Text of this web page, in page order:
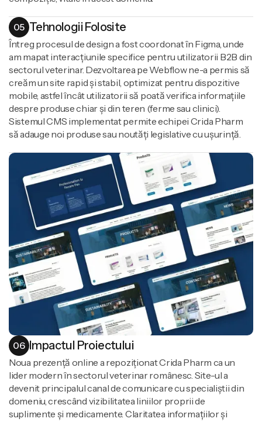
05 Tehnologii Folosite
Întreg procesul de design a fost coordonat în Figma, unde
am mapat interacțiunile specifice pentru utilizatorii B2B din
sectorul veterinar. Dezvoltarea pe Webflow ne-a permis să
creăm un site rapid și stabil, optimizat pentru dispozitive
mobile, astfel încât utilizatorii să poată verifica informațiile
despre produse chiar și din teren (ferme sau clinici).
Sistemul CMS implementat permite echipei Crida Pharm
să adauge noi produse sau noutăți legislative cu ușurință.
06 Impactul Proiectului
Noua prezență online a repoziționat Crida Pharm ca un
lider modern în sectorul veterinar românesc. Site-ul a
devenit principalul canal de comunicare cu specialiștii din
domeniu, crescând vizibilitatea liniilor proprii de
suplimente și medicamente. Claritatea informațiilor și